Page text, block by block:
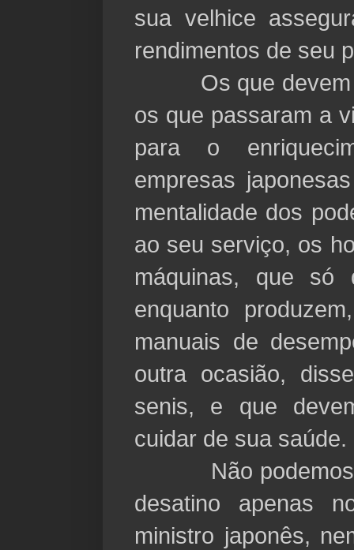
sua velhice
rendimentos de seu
Os que devem
os que passaram a
para o
empresas
mentalidade dos
ao seu serviço, os
máquinas, que só
enquanto
manuais de
outra ocasião,
senis, e que
cuidar de sua saúde.
Não podemos,
desatino apenas
ministro japonês,